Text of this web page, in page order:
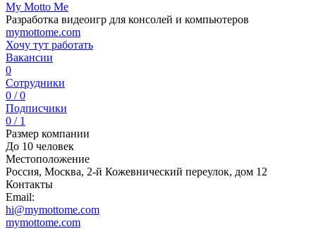
My Motto Me
Разработка видеоигр для консолей и компьютеров
mymottome.com
Хочу тут работать
Вакансии
0
Сотрудники
0 / 0
Подписчики
0 / 1
Размер компании
До 10 человек
Местоположение
Россия, Москва, 2-й Кожевнический переулок, дом 12
Контакты
Email:
hi@mymottome.com
mymottome.com